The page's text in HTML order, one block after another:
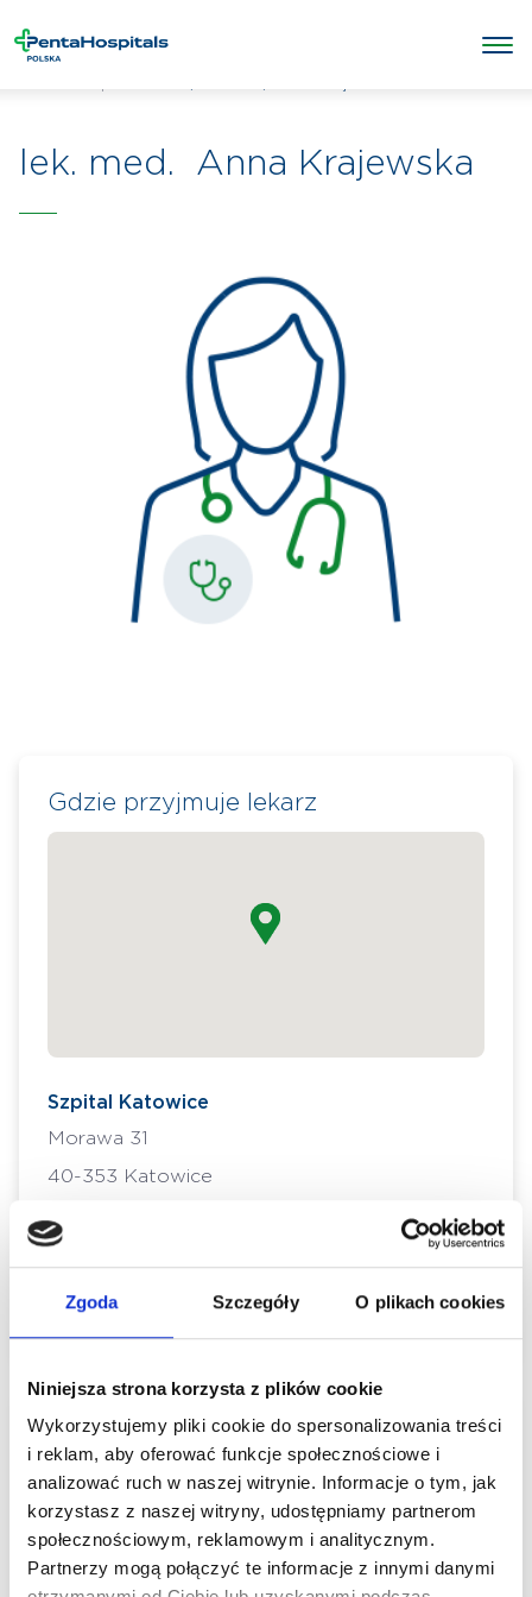
Zgoda Szczegóły O plikach cookies
Niniejsza strona korzysta z plików cookie
Wykorzystujemy pliki cookie do spersonalizowania treści
i reklam, aby oferować funkcje społecznościowe i
analizować ruch w naszej witrynie. Informacje o tym, jak
korzystasz z naszej witryny, udostępniamy partnerom
społecznościowym, reklamowym i analitycznym.
Partnerzy mogą połączyć te informacje z innymi danymi
lek. med. Anna Krajewska
Gdzie przyjmuje lekarz
Szpital Katowice
Morawa 31
40-353 Katowice
Szpital Katowice
40-353 Katowice
Poradnie lekarza
Szpital Katowice
Poradnia Okulistyczna - NFZ